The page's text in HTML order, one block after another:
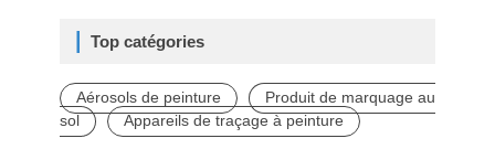
Top catégories
Aérosols de peinture
Produit de marquage au
sol
Appareils de traçage à peinture